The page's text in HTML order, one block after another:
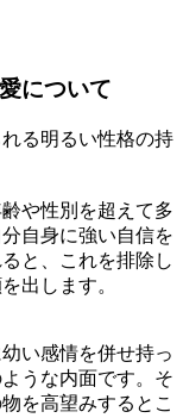
について
る明るい性格の持
や性別を超えて多
自身に強い自信を
と、これを排除し
出します。
い感情を併せ持っ
うな内面です。そ
を高望みするとこ